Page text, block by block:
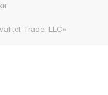
Trade, LLC»